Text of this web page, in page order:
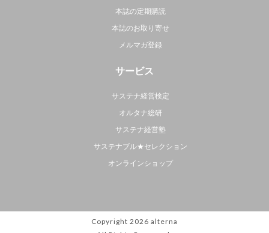
本誌の定期購読
本誌のお取り寄せ
メルマガ登録
サービス
サステナ経営検定
オルタナ総研
サステナ経営塾
サステナブル★セレクション
オンラインショップ
Copyright 2026 alterna